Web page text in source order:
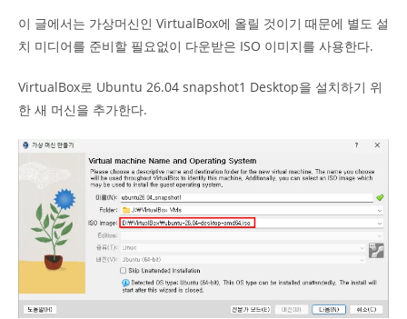
이 글에서는 가상머신인 VirtualBox에 올릴 것이기 때문에 별도 설
치 미디어를 준비할 필요없이 다운받은 ISO 이미지를 사용한다.
VirtualBox로 Ubuntu 26.04 snapshot1 Desktop을 설치하기 위
한 새 머신을 추가한다.